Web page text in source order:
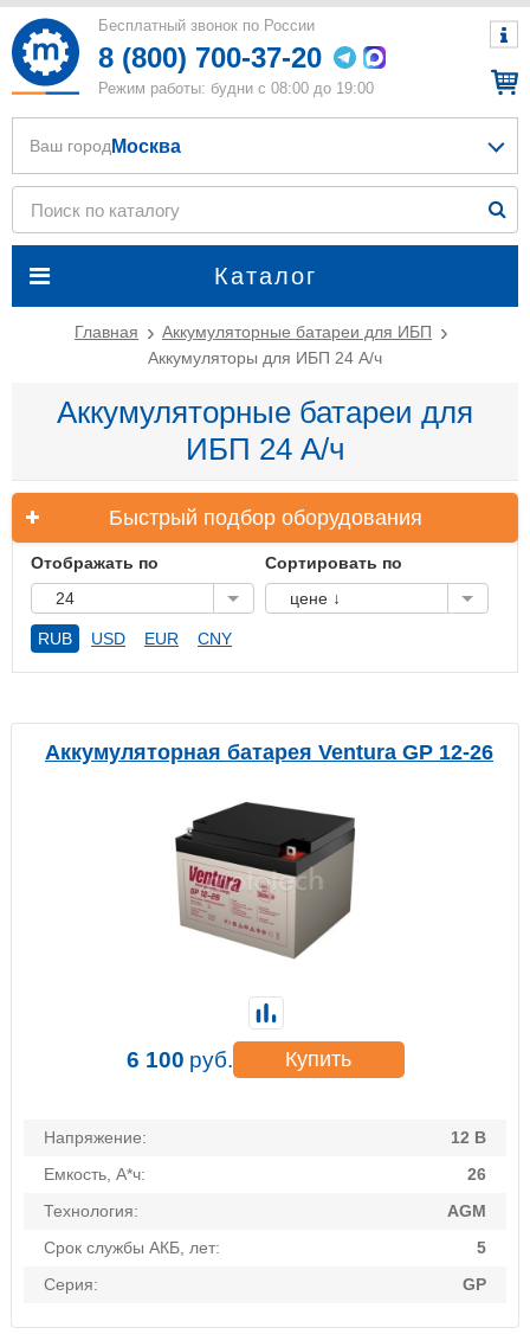
Бесплатный звонок по России
8 (800) 700-37-20
Режим работы: будни с 08:00 до 19:00
Каталог
Ваш город Москва
Главная
Аккумуляторные батареи для ИБП
Аккумуляторы для ИБП 24 А/ч
Аккумуляторные батареи для
ИБП 24 А/ч
Быстрый подбор оборудования
Отображать по
24
Сортировать по
цене ↓
RUB USD EUR CNY
Аккумуляторная батарея Ventura GP 12-26
Напряжение:
12 В
Емкость, А*ч:
26
Технология:
AGM
Срок службы АКБ, лет:
5
Серия:
GP
6 100 руб. Купить